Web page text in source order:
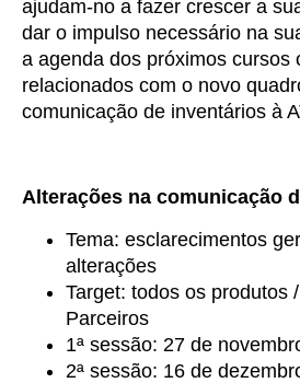
ajudam-no a fazer crescer a
dar o impulso necessário na
a agenda dos próximos cursos
relacionados com o novo
comunicação de inventários à
Alterações na comunicação
Tema: esclarecimentos
alterações
Target: todos os produtos
Parceiros
1ª sessão: 27 de
2ª sessão: 16 de